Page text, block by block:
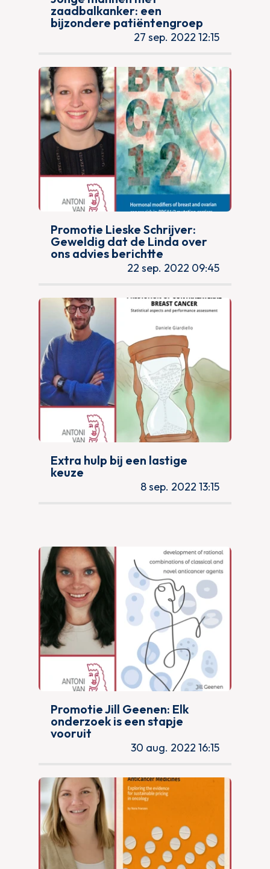
zaadbalkanker: een
bijzondere patiëntengroep
27 sep. 2022 12:15
Promotie Lieske Schrijver:
Geweldig dat de Linda over
ons advies berichtte
22 sep. 2022 09:45
Extra hulp bij een lastige
keuze
8 sep. 2022 13:15
Promotie Jill Geenen: Elk
onderzoek is een stapje
vooruit
30 aug. 2022 16:15